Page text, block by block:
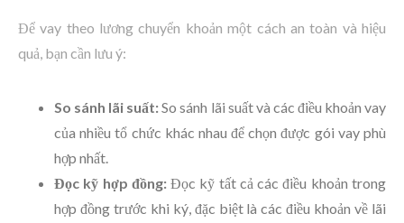
Để vay theo lương chuyển khoản một cách an toàn và hiệu
quả, bạn cần lưu ý:
So sánh lãi suất:So sánh lãi suất và các điều khoản vay
của nhiều tổ chức khác nhau để chọn được gói vay phù
hợp nhất.
Đọc kỹ hợp đồng:Đọc kỹ tất cả các điều khoản trong
hợp đồng trước khi ký, đặc biệt là các điều khoản về lãi